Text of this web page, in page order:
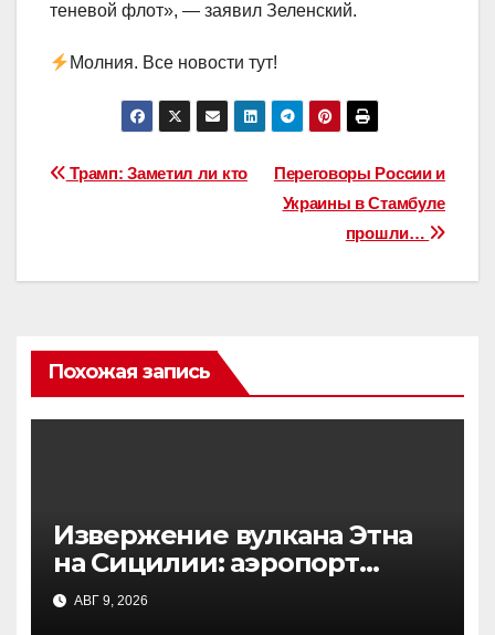
теневой флот», — заявил Зеленский.
Молния. Все новости тут!
Навигация
записям
Переговоры России и
Украины в Стамбуле
прошли…
Трамп: Заметил ли кто
Похожая запись
Извержение вулкана Этна
на Сицилии: аэропорт
Катании приостановил
работу
АВГ 9, 2026